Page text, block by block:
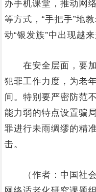
办手机课堂，推动网
等方式，“手把手”地
动“银发族”中出现越来
在安全层面，要加
犯罪工作力度，为老
间。特别要严密防范
能力弱的特点设置骗
罪进行未雨绸缪的精
击。
（作者：中国社会